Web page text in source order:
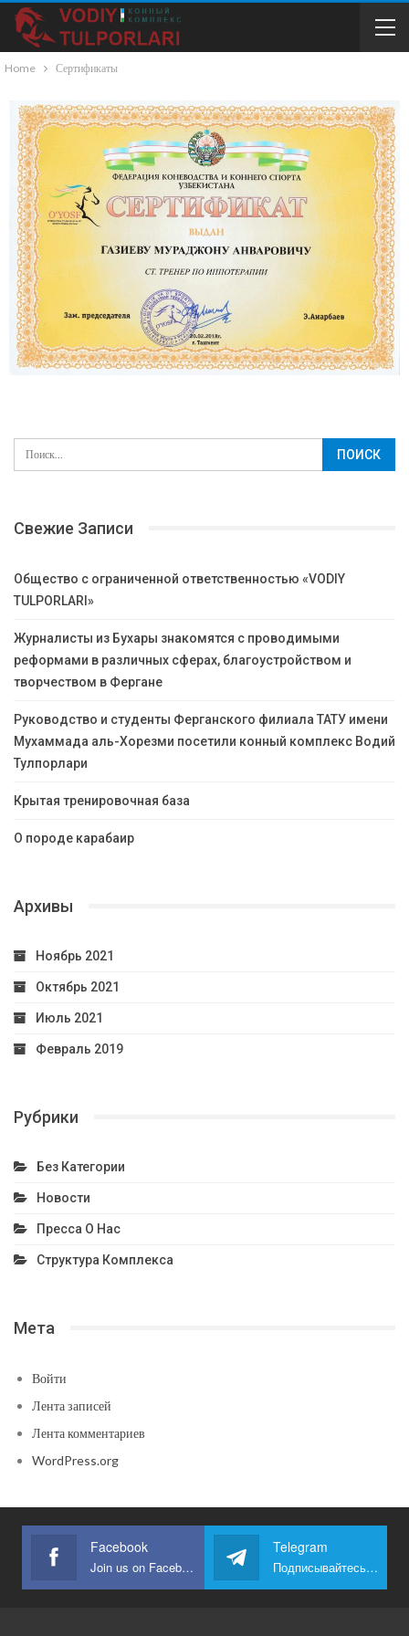
Home Сертификаты
Свежие Записи
Общество с ограниченной ответственностью «VODIY
TULPORLARI»
Журналисты из Бухары знакомятся с проводимыми
реформами в различных сферах, благоустройством и
творчеством в Фергане
Руководство и студенты Ферганского филиала ТАТУ имени
Мухаммада аль-Хорезми посетили конный комплекс Водий
Тулпорлари
Крытая тренировочная база
О породе карабаир
Архивы
Ноябрь 2021
Октябрь 2021
Июль 2021
Февраль 2019
Рубрики
Без Категории
Новости
Пресса О Нас
Структура Комплекса
Мета
Войти
Лента записей
Лента комментариев
WordPress.org
Facebook
Join us on Facebook
Telegram
Подписывайтесь на наш Telegram